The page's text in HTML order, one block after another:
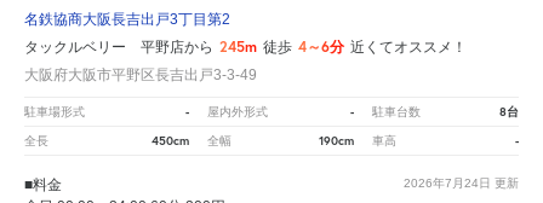
名鉄協商大阪長吉出戸3丁目第2
タックルベリー 平野店から 245m 徒歩 4～6分 近くてオススメ！
大阪府大阪市平野区長吉出戸3-3-49
駐車場形式 - 屋内外形式 - 駐車台数 8台
全長 450cm 全幅 190cm 車高 -
2026年7月24日 更新
■料金